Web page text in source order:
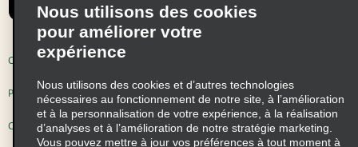
Recevoir des offres par email
Conditions d’utilisation
Politique d’utilisation des cookies
Choix de confidentialité
Nous utilisons des cookies
pour améliorer votre
expérience
Nous utilisons des cookies et d’autres technologies
nécessaires au fonctionnement de notre site, à l’amélioration
et à la personnalisation de votre expérience, à la réalisation
d’analyses et à l’amélioration de notre stratégie marketing.
Vous pouvez mettre à jour vos préférences à tout moment à